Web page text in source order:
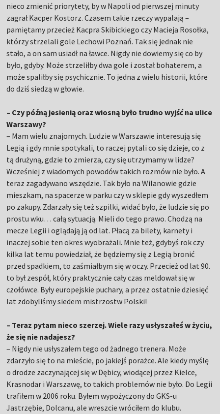
nieco zmienić priorytety, by w Napoli od pierwszej minuty
zagrał Kacper Kostorz. Czasem takie rzeczy wypalają –
pamiętamy przecież Kacpra Skibickiego czy Macieja Rosołka,
którzy strzelali gole Lechowi Poznań. Tak się jednak nie
stało, a on sam usiadł na ławce. Nigdy nie dowiemy się co by
było, gdyby. Może strzeliłby dwa gole i został bohaterem, a
może spaliłby się psychicznie. To jedna z wielu historii, które
do dziś siedzą w głowie.
– Czy późną jesienią oraz wiosną było trudno wyjść na ulice
Warszawy?
– Mam wielu znajomych. Ludzie w Warszawie interesują się
Legią i gdy mnie spotykali, to raczej pytali co się dzieje, co z
tą drużyną, gdzie to zmierza, czy się utrzymamy w lidze?
Wcześniej z wiadomych powodów takich rozmów nie było. A
teraz zagadywano wszędzie. Tak było na Wilanowie gdzie
mieszkam, na spacerze w parku czy w sklepie gdy wyszedłem
po zakupy. Zdarzały się też szpilki, widać było, że ludzie się po
prostu wku… całą sytuacją. Mieli do tego prawo. Chodzą na
mecze Legii i oglądają ją od lat. Płacą za bilety, karnety i
inaczej sobie ten okres wyobrażali. Mnie też, gdybyś rok czy
kilka lat temu powiedział, że będziemy się z Legią bronić
przed spadkiem, to zaśmiałbym się w oczy. Przecież od lat 90.
to był zespół, który praktycznie cały czas meldował się w
czołówce. Były europejskie puchary, a przez ostatnie dziesięć
lat zdobyliśmy siedem mistrzostw Polski!
– Teraz pytam nieco szerzej. Wiele razy usłyszałeś w życiu,
że się nie nadajesz?
– Nigdy nie usłyszałem tego od żadnego trenera. Może
zdarzyło się to na mieście, po jakiejś porażce. Ale kiedy myślę
o drodze zaczynającej się w Dębicy, wiodącej przez Kielce,
Krasnodar i Warszawę, to takich problemów nie było. Do Legii
trafiłem w 2006 roku. Byłem wypożyczony do GKS-u
Jastrzębie, Dolcanu, ale wreszcie wróciłem do klubu.